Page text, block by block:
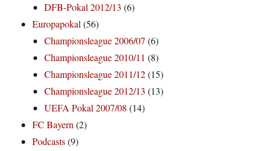
DFB-Pokal 2012/13 (6)
Europapokal(56)
Championsleague 2006/07 (6)
Championsleague 2010/11 (8)
Championsleague 2011/12(15)
Championsleague 2012/13 (13)
UEFA Pokal 2007/08 (14)
FC Bayern(2)
Podcasts(9)